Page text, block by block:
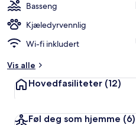
Basseng
Kjæledyrvennlig
Wi-fi inkludert
Vis alle
Hovedfasiliteter (12)
Føl deg som hjemme (6)